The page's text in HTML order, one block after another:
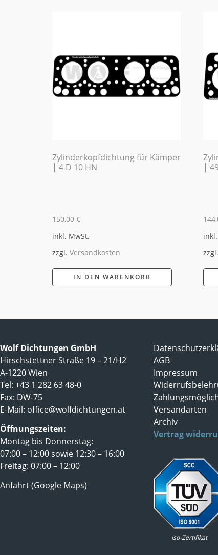
Zylinderkopfdichtung für Kämper
| 4 D 10 HN
150,00 €
inkl. MwSt.
zzgl. Versandkosten
IN DEN WARENKORB
|
zzgl.
Wolf Dichtungen GmbH
Hirschstettner Straße 19 – 21/H2
A-1220 Wien
Tel: +43 1 282 63 48-0
Fax: DW-75
E-Mail: office@wolfdichtungen.at
Öffnungszeiten:
Montag bis Donnerstag:
07:00 – 12:00 sowie 12:30 – 16:00
Freitag: 07:00 – 12:00
Anfahrt (Google Maps)
AGB
Impressum
Versandarten
Archiv
Vertrag
Iso-Zertifikat